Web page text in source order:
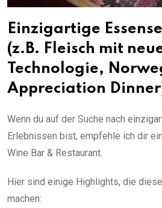
Einzigartige
(z.B. Fleisch mit
Technologie,
Appreciation
Wenn du auf der Suche nach
Erlebnissen bist, empfehle ich dir
Wine Bar & Restaurant.
Hier sind einige Highlights, die
machen: